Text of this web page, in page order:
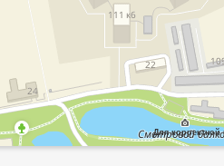
Для